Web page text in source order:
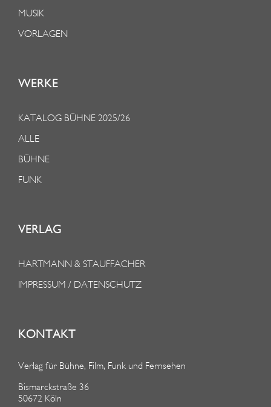
MUSIK
VORLAGEN
WERKE
KATALOG BÜHNE 2025/26
ALLE
BÜHNE
FUNK
VERLAG
HARTMANN & STAUFFACHER
IMPRESSUM / DATENSCHUTZ
KONTAKT
Verlag für Bühne, Film, Funk und Fernsehen
Bismarckstraße 36
50672 Köln